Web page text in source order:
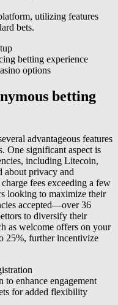
utilizing features
bets.
betting experience
options
betting
advantageous features
One significant aspect is
including Litecoin,
about privacy and
fees exceeding a few
looking to maximize their
accepted—over 36
to diversify their
as welcome offers on your
25%, further incentivize
to enhance engagement
for added flexibility